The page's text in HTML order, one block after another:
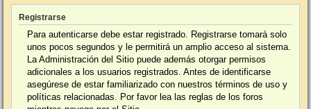
Registrarse
Para autenticarse debe estar registrado. Registrarse tomará solo
unos pocos segundos y le permitirá un amplio acceso al sistema.
La Administración del Sitio puede además otorgar permisos
adicionales a los usuarios registrados. Antes de identificarse
asegúrese de estar familiarizado con nuestros términos de uso y
políticas relacionadas. Por favor lea las reglas de los foros